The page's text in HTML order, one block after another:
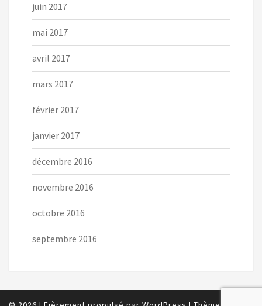
juin 2017
mai 2017
avril 2017
mars 2017
février 2017
janvier 2017
décembre 2016
novembre 2016
octobre 2016
septembre 2016